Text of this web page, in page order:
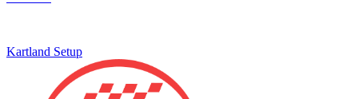
Kartland Setup